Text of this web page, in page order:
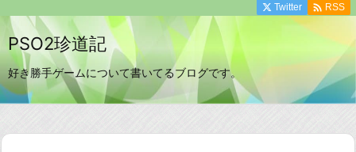
PSO2珍道記
好き勝手ゲームについて書いてるブログです。
Twitter  RSS